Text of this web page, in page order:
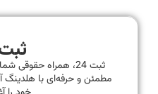
ثبت
ثبت 24، همراه
مطمئن و حرفه‌ای با